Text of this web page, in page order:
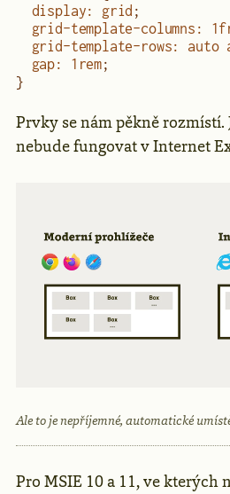
  display
: grid ;
  grid-template-columns
: 1
  grid-template-rows
: auto
  gap
: 1 rem;
}
Prvky se nám pěkně rozmístí.
nebude fungovat v Internet
Ale to je nepříjemné, automatické
Pro MSIE 10 a 11, ve kterých